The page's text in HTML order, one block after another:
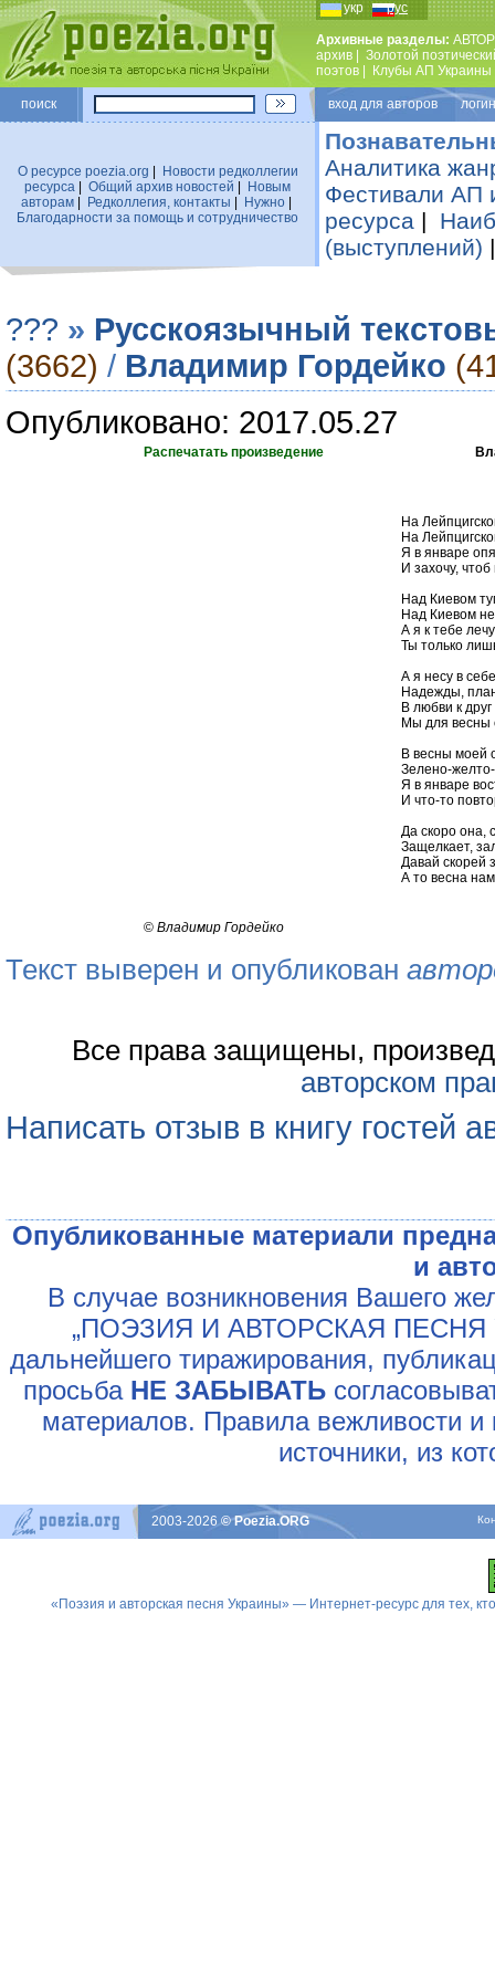
укр рус
Архивные разделы:
архив
Золотой
поэтов
Клубы АП Украины
поиск вход для авторов
О ресурсе poezia.org
Новости редколлегии
ресурса
Общий архив новостей
Новым
авторам| Редколлегия, контакты Нужно|
Благодарности за помощь и сотрудничество
Аналитика
Фестивали АП
ресурса |
(выступлений)
??? » Русскоязычный
(3662) / Владимир Гордейко
Опубликовано: 2017.05.27
Распечатать произведение
На
На
Я в январе
И захочу,
Над Киевом
Над Киевом
А я к тебе
Ты только
А я несу в
Надежды,
В любви к
Мы для весны
В весны моей
Зелено-
Я в январе
И что-то
Да скоро она,
Защелкает,
Давай скорей
А то весна
© Владимир Гордейко
Текст выверен и опубликован
Все права защищены,
авторском
Написать отзыв в книгу гостей
Опубликованные материали
и
В случае возникновения Вашего
„ПОЭЗИЯ И АВТОРСКАЯ ПЕСНЯ
дальнейшего тиражирования,
просьба НЕ ЗАБЫВАТЬ
материалов. Правила вежливости и
источники, из
2003-2026© Poezia.ORG
«Поэзия и авторская песня Украины» — Интернет-ресурс для тех,